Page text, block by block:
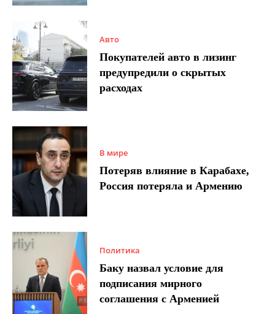
Авто
Покупателей авто в лизинг
предупредили о скрытых
расходах
В мире
Потеряв влияние в Карабахе,
Россия потеряла и Армению
Политика
Баку назвал условие для
подписания мирного
соглашения с Арменией